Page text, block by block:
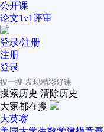
公开课
论文1v1评审
登录/注册
注册
登录
搜索历史 清除历史
大家都在搜
大英赛